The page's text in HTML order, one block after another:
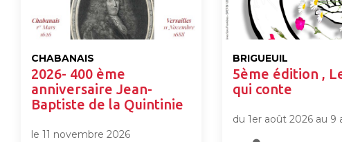
CHABANAIS
2026- 400 ème
anniversaire Jean-
Baptiste de la Quintinie
le 11 novembre 2026
BRIGUEUIL
5ème édition ,
qui conte
du 1er août 2026 au 9